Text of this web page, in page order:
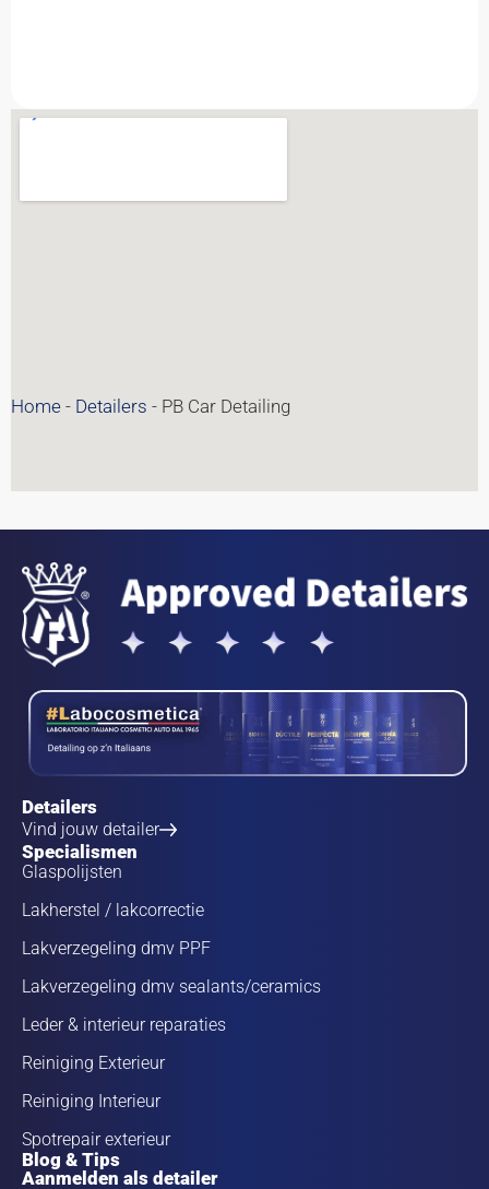
Home - Detailers - PB Car Detailing
Detailers
Vind jouw detailer
Specialismen
Glaspolijsten
Lakherstel / lakcorrectie
Lakverzegeling dmv PPF
Lakverzegeling dmv sealants/ceramics
Leder & interieur reparaties
Reiniging Exterieur
Reiniging Interieur
Spotrepair exterieur
Blog & Tips
Aanmelden als detailer